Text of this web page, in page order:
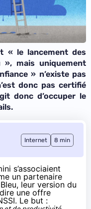
« le lancement des
», mais uniquement
» n’existe pas
donc pas certifié
donc d’occuper le
Internet 8 min
s’associaient
un partenaire
leur version du
une offre
Le but :